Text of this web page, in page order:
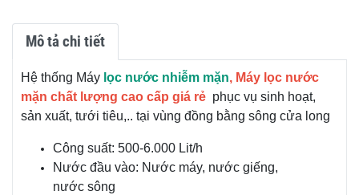
Mô tả chi tiết
Hệ thống Máy lọc nước nhiễm mặn, Máy lọc nước
mặn chất lượng cao cấp giá rẻ phục vụ sinh hoạt,
sản xuất, tưới tiêu,.. tại vùng đồng bằng sông cửa long
Công suất: 500-6.000 Lit/h
Nước đầu vào: Nước máy, nước giếng,
nước sông